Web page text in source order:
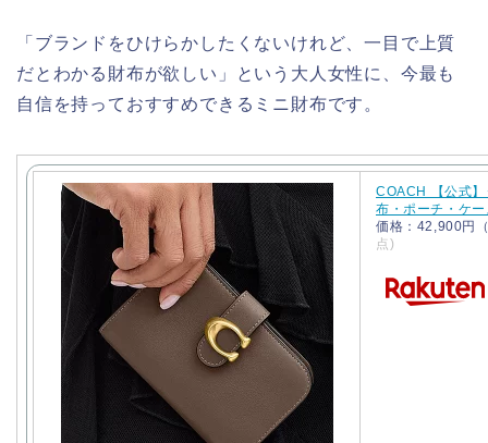
「ブランドをひけらかしたくないけれど、一目で上質
だとわかる財布が欲しい」という大人女性に、今最も
自信を持っておすすめできるミニ財布です。
COACH 【公式
布・ポーチ・ケ
価格：42,900円
点)